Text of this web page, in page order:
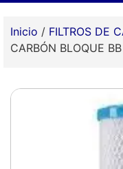
Inicio / FILTROS DE
CARBÓN BLOQUE